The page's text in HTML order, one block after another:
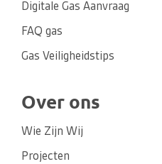
Digitale Gas Aanvraag
FAQ gas
Gas Veiligheidstips
Over ons
Wie Zijn Wij
Projecten